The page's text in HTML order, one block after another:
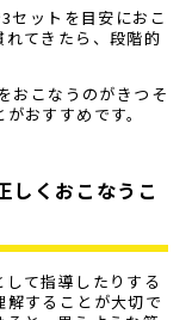
セットを目安におこ
てきたら、段階的
おこなうのがきつそ
おすすめです。
しくおこなうこ
て指導したりする
することが大切で